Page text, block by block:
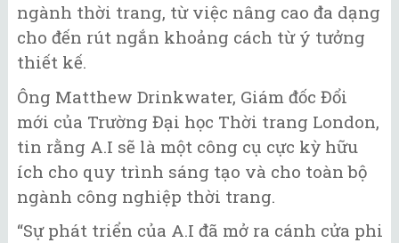
ngành thời trang, từ việc nâng cao đa dạng
cho đến rút ngắn khoảng cách từ ý tưởng
thiết kế.
Ông Matthew Drinkwater, Giám đốc Đổi
mới của Trường Đại học Thời trang London,
tin rằng A.I sẽ là một công cụ cực kỳ hữu
ích cho quy trình sáng tạo và cho toàn bộ
ngành công nghiệp thời trang.
“Sự phát triển của A.I đã mở ra cánh cửa phi